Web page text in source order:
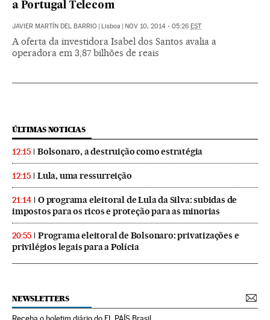
a Portugal Telecom
JAVIER MARTÍN DEL BARRIO | Lisboa | NOV 10, 2014 - 05:26 EST
A oferta da investidora Isabel dos Santos avalia a
operadora em 3,87 bilhões de reais
ÚLTIMAS NOTICIAS
12:15 Bolsonaro, a destruição como estratégia
12:15 Lula, uma ressurreição
21:14
O programa eleitoral de Lula da Silva: subidas de
impostos para os ricos e proteção para as minorias
20:55
Programa eleitoral de Bolsonaro: privatizações e
privilégios legais para a Polícia
NEWSLETTERS